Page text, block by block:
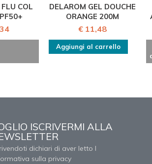
COL
DELAROM GEL DOUCHE
ORANGE 200M
€ 11,48
Aggiungi al carrello
ISCRIVERMI ALLA
dichiari di aver letto l
sulla privacy